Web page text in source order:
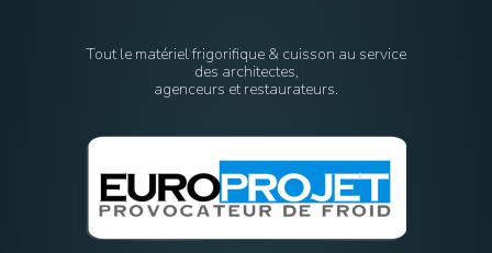
Tout le matériel frigorifique & cuisson au service
des architectes,
agenceurs et restaurateurs.